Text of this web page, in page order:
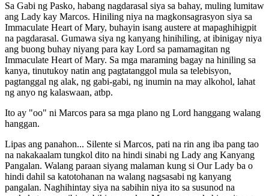
Sa Gabi ng Pasko, habang nagdarasal siya sa bahay, muling lumitaw
ang Lady kay Marcos. Hiniling niya na magkonsagrasyon siya sa
Immaculate Heart of Mary, buhayin isang austere at mapaghihigpit
na pagdarasal. Gumawa siya ng kanyang hinihiling, at ibinigay niya
ang buong buhay niyang para kay Lord sa pamamagitan ng
Immaculate Heart of Mary. Sa mga maraming bagay na hiniling sa
kanya, tinutukoy natin ang pagtatanggol mula sa telebisyon,
pagtanggal ng alak, ng gabi-gabi, ng inumin na may alkohol, lahat
ng anyo ng kalaswaan, atbp.
Ito ay "oo" ni Marcos para sa mga plano ng Lord hanggang walang
hanggan.
Lipas ang panahon... Silente si Marcos, pati na rin ang iba pang tao
na nakakaalam tungkol dito na hindi sinabi ng Lady ang Kanyang
Pangalan. Walang paraan siyang malaman kung si Our Lady ba o
hindi dahil sa katotohanan na walang nagsasabi ng kanyang
pangalan. Naghihintay siya na sabihin niya ito sa susunod na